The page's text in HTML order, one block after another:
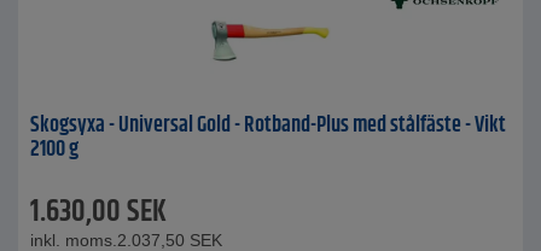
Skogsyxa - Universal Gold - Rotband-Plus med stålfäste - Vikt
2100 g
1.630,00SEK
inkl. moms. 2.037,50 SEK